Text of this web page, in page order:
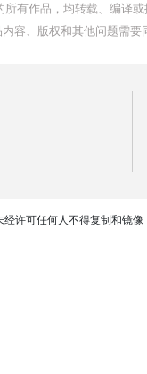
有作品，均转载、编译
容、版权和其他问题需
经许可任何人不得复制和镜